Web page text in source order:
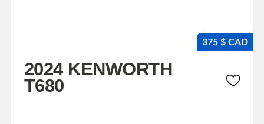
375 $ CAD
2024 KENWORTH
T680